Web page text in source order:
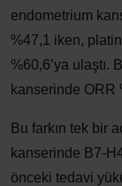
endometrium
%47,1 iken,
%60,6’ya ulaştı.
kanserinde ORR
Bu farkın tek bir
kanserinde B7-
önceki tedavi